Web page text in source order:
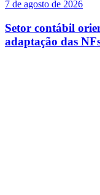
7 de agosto de 2026
Setor contábil
adaptação das